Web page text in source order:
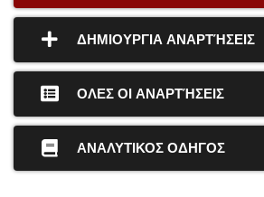
ΔΗΜΙΟΥΡΓΙΑ ΑΝΑΡΤΉΣΕΙΣ
ΟΛΕΣ ΟΙ ΑΝΑΡΤΉΣΕΙΣ
ΑΝΑΛΥΤΙΚΟΣ ΟΔΗΓΟΣ